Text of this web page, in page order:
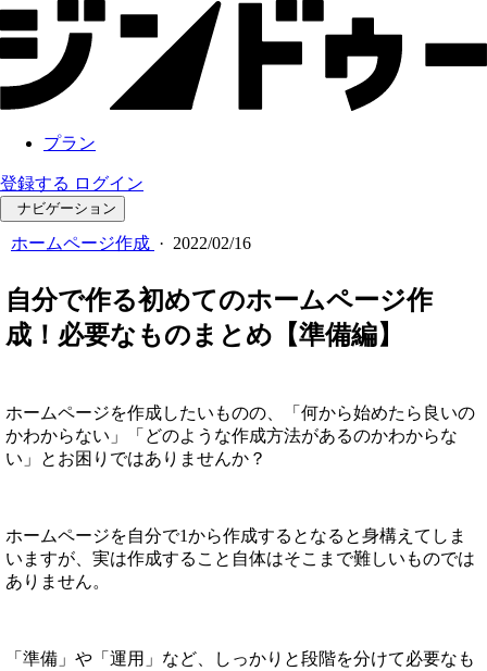
プラン
登録する ログイン
ナビゲーション
ホームページ作成 · 2022/02/16
自分で作る初めてのホームページ作
成！必要なものまとめ【準備編】
ホームページを作成したいものの、「何から始めたら良いの
かわからない」「どのような作成方法があるのかわからな
い」とお困りではありませんか？
ホームページを自分で1から作成するとなると身構えてしま
いますが、実は作成すること自体はそこまで難しいものでは
ありません。
「準備」や「運用」など、しっかりと段階を分けて必要なも